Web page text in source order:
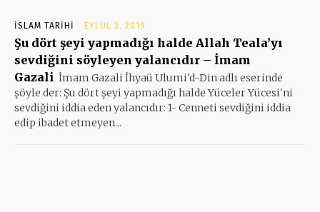
İSLAM TARIHI EYLÜL 3, 2019
Şu dört şeyi yapmadığı halde Allah Teala’yı
sevdiğini söyleyen yalancıdır – İmam
Gazali İmam Gazali İhyaü Ulumi'd-Din adlı eserinde
şöyle der: Şu dört şeyi yapmadığı halde Yüceler Yücesi'ni
sevdiğini iddia eden yalancıdır: 1- Cenneti sevdiğini iddia
edip ibadet etmeyen...